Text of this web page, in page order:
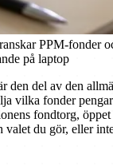
PPM-fonder
på laptop
den del av den
vilka fonder
fondtorg,
valet du gör, eller